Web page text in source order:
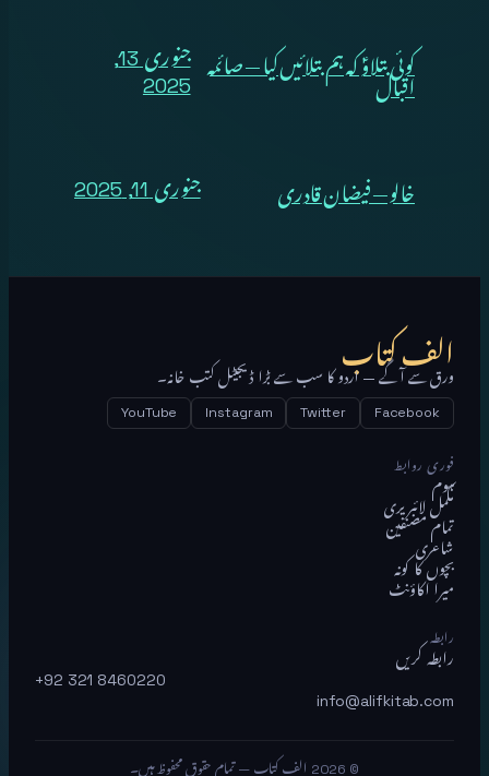
کوئی بتلاوؑ کہ ہم بتلائیں کیا — صائمہ
اقبال
جنوری 13,
2025
خالو — فیضان قادری جنوری 11, 2025
الف کتاب
ورق سے آگے — اردو کا سب سے بڑا ڈیجیٹل کتب خانہ۔
Facebook
Twitter
Instagram
YouTube
فوری روابط
ہوم
مکمل لائبریری
تمام مصنفین
شاعری
بچوں کا کونہ
میرا اکاؤنٹ
رابطہ
رابطہ کریں
+92 321 8460220
info@alifkitab.com
© 2026 الف کتاب — تمام حقوق محفوظ ہیں۔